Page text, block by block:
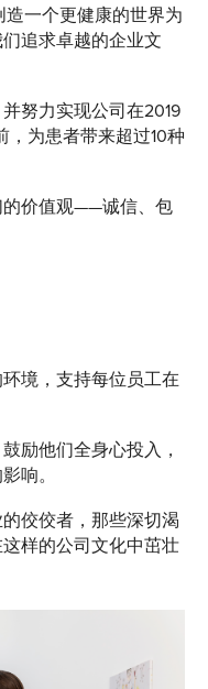
一个更健康的世界为
追求卓越的企业文
努力实现公司在2019
为患者带来超过10种
的价值观——诚信、包
境，支持每位员工在
励他们全身心投入，
响。
佼佼者，那些深切渴
样的公司文化中茁壮